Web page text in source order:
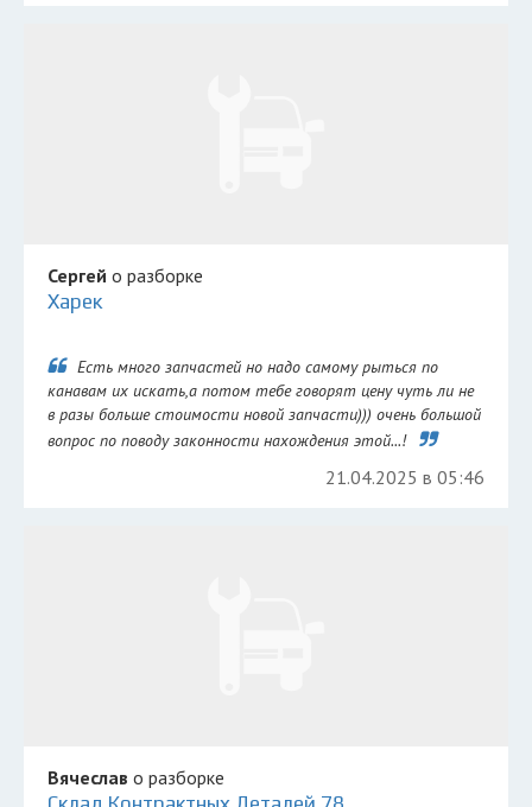
Сергей о разборке
Харек
Есть много запчастей но надо самому рыться по
канавам их искать,а потом тебе говорят цену чуть ли не
в разы больше стоимости новой запчасти))) очень большой
вопрос по поводу законности нахождения этой...!
21.04.2025 в 05:46
Вячеслав о разборке